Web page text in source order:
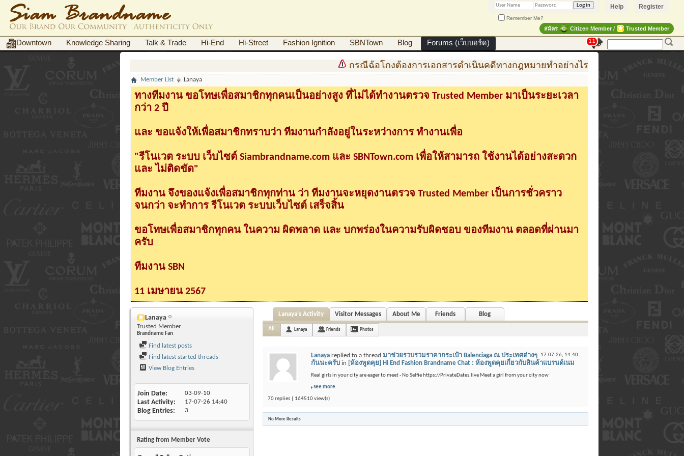
Register
Help
Remember Me?
สมัคร Citizen Member / Trusted Member
Downtown Knowledge Sharing Talk & Trade Hi-End Hi-Street Fashion Ignition SBNTown Blog Forums (เว็บบอร์ด) 11
กรณีฉ้อโกงต้องการเอกสารดำเนินคดีทางกฎหมายทำอย่างไร
Member List Lanaya
ทางทีมงาน ขอโทษเพื่อสมาชิกทุกคนเป็นอย่างสูง ที่ไม่ได้ทำงานตรวจ Trusted Member มาเป็นระยะเวลา
กว่า 2 ปี
และ ขอแจ้งให้เพื่อสมาชิกทราบว่า ทีมงานกำลังอยู่ในระหว่างการ ทำงานเพื่อ
"รีโนเวต ระบบ เว็บไซต์ Siambrandname.com และ SBNTown.com เพื่อให้สามารถ ใช้งานได้อย่างสะดวก
และ ไม่ติดขัด"
ทีมงาน จึงของแจ้งเพื่อสมาชิกทุกท่าน ว่า ทีมงานจะหยุดงานตรวจ Trusted Member เป็นการชั่วคราว
จนกว่า จะทำการ รีโนเวต ระบบเว็บไซต์ เสร็จสิ้น
ขอโทษเพื่อสมาชิกทุกคน ในความ ผิดพลาด และ บกพร่องในความรับผิดชอบ ของทีมงาน ตลอดที่ผ่านมา
ครับ
ทีมงาน SBN
11 เมษายน 2567
Lanaya
Trusted Member
Brandname Fan
Find latest posts
Find latest started threads
View Blog Entries
Join Date 03-09-10
Last Activity 17-07-26 14:40
Blog Entries 3
Rating from Member Vote
Lanaya's Activity Visitor Messages About Me Friends Blog
All Lanaya Friends Photos
17-07-26, 14:40
Lanayareplied to a thread มาช่วยรวบรวมราคากระเป๋า Balenciaga ณ ประเทศต่างๆ
กันนะครับin [ห้องพูดคุย] Hi End Fashion Brandname Chat : ห้องพูดคุยเกี่ยวกับสินค้าแบรนด์เนม
Real girls in your city are eager to meet - No Selfie https://PrivateDates.live Meet a girl from your city now
see more
70 replies | 164510 view(s)
No More Results